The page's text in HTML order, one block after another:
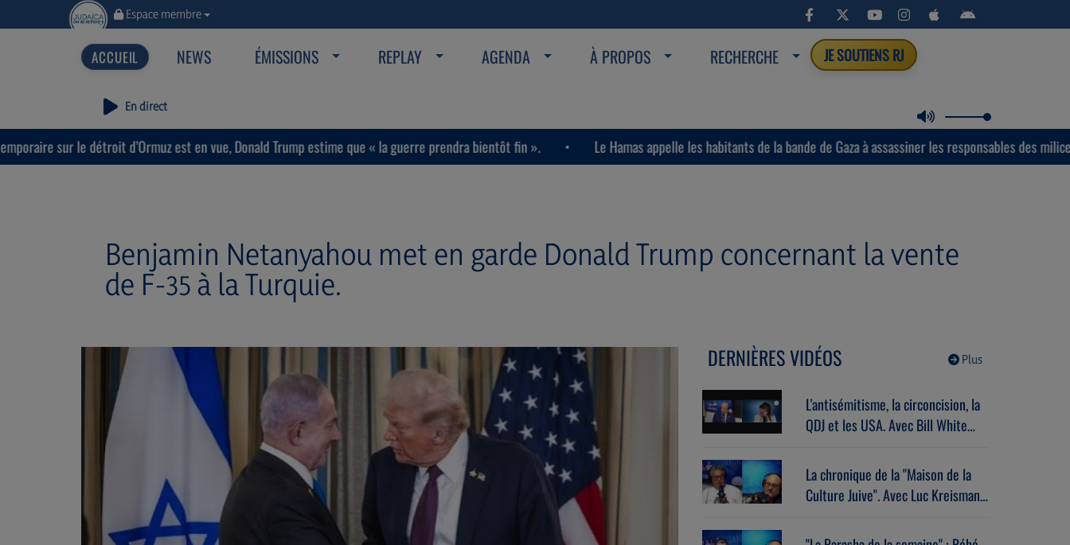
Espace membre
NEWS ÉMISSIONS REPLAY AGENDA À PROPOS RECHERCHE JE SOUTIENS RJ
En direct
d’Ormuz est en vue, Donald Trump estime que « la guerre prendra bientôt fin ». Le Hamas appelle les habitants de la bande de Gaza à assassiner les responsables des milices armées
Benjamin Netanyahou met en garde Donald Trump concernant la vente
de F-35 à la Turquie.
Plus
DERNIÈRES VIDÉOS
L'antisémitisme, la circoncision, la
QDJ et les USA. Avec Bill White
La chronique de la "Maison de la
Culture Juive". Avec Luc Kreisman